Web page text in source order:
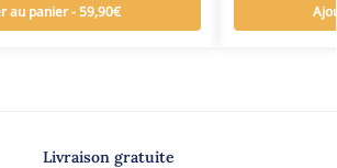
au panier - 59,90€
Livraison gratuite